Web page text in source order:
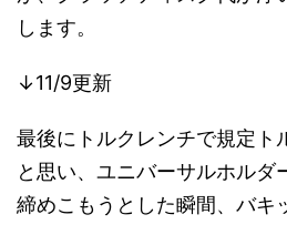
します。
↓11/9更新
最後にトルクレンチで規定ト
と思い、ユニバーサルホルダ
締めこもうとした瞬間、バキ